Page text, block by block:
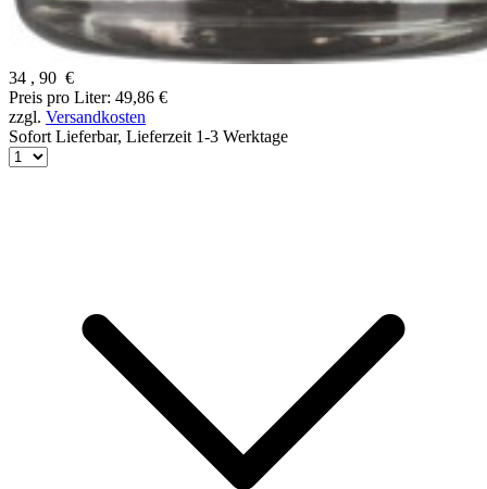
34 , 90 €
Preis pro Liter: 49,86 €
zzgl. Versandkosten
Sofort Lieferbar, Lieferzeit 1-3 Werktage